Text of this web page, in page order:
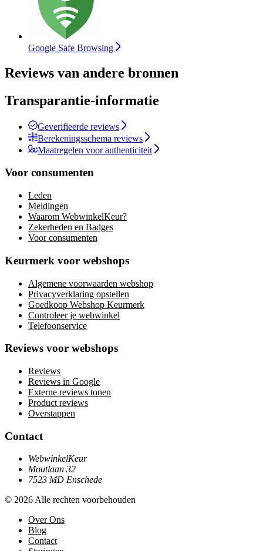
Google Safe Browsing
Reviews van andere bronnen
Transparantie-informatie
Geverifieerde reviews
Berekeningsschema reviews
Maatregelen voor authenticiteit
Voor consumenten
Leden
Meldingen
Waarom WebwinkelKeur?
Zekerheden en Badges
Voor consumenten
Keurmerk voor webshops
Algemene voorwaarden webshop
Privacyverklaring opstellen
Goedkoop Webshop Keurmerk
Controleer je webwinkel
Telefoonservice
Reviews voor webshops
Reviews
Reviews in Google
Externe reviews tonen
Product reviews
Overstappen
Contact
WebwinkelKeur
Moutlaan 32
7523 MD Enschede
© 2026 Alle rechten voorbehouden
Over Ons
Blog
Contact